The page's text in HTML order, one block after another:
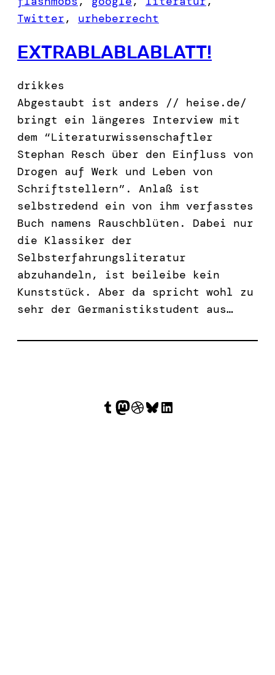
Twitter, urheberrecht
EXTRABLABLABLATT!
drikkes
Abgestaubt ist anders // heise.de/
bringt ein längeres Interview mit
dem “Literaturwissenschaftler
Stephan Resch über den Einfluss von
Drogen auf Werk und Leben von
Schriftstellern”. Anlaß ist
selbstredend ein von ihm verfasstes
Buch namens Rauschblüten. Dabei nur
die Klassiker der
Selbsterfahrungsliteratur
abzuhandeln, ist beileibe kein
Kunststück. Aber da spricht wohl zu
sehr der Germanistikstudent aus…
Tumblr Mastodon Dribbble Bluesky LinkedIn